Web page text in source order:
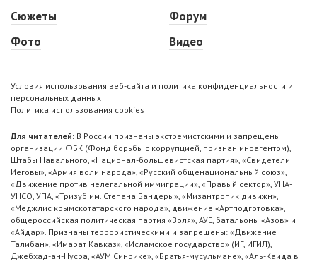
Сюжеты
Фото
Форум
Видео
Условия использования веб-сайта и политика конфиденциальности и
персональных данных
Политика использования cookies
Для читателей: В России признаны экстремистскими и запрещены
организации ФБК (Фонд борьбы с коррупцией, признан иноагентом),
Штабы Навального, «Национал-большевистская партия», «Свидетели
Иеговы», «Армия воли народа», «Русский общенациональный союз»,
«Движение против нелегальной иммиграции», «Правый сектор», УНА-
УНСО, УПА, «Тризуб им. Степана Бандеры», «Мизантропик дивижн»,
«Меджлис крымскотатарского народа», движение «Артподготовка»,
общероссийская политическая партия «Воля», АУЕ, батальоны «Азов» и
«Айдар». Признаны террористическими и запрещены: «Движение
Талибан», «Имарат Кавказ», «Исламское государство» (ИГ, ИГИЛ),
Джебхад-ан-Нусра, «АУМ Синрике», «Братья-мусульмане», «Аль-Каида в